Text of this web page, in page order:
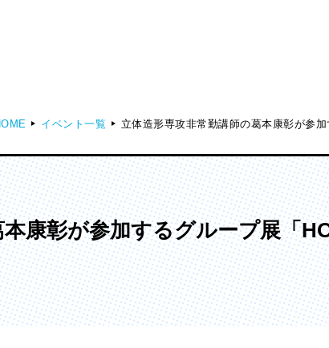
表現学部
現学科
芸術学部
造形学科
イベント一覧 立体造形専攻非常勤講師の葛本康彰が参
康彰が参加するグループ展「